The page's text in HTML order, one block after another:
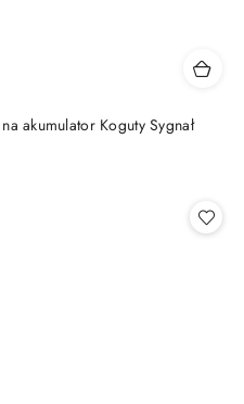
akumulator Koguty Sygnał